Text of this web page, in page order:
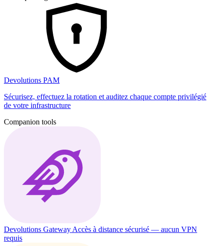
Devolutions PAM
Sécurisez, effectuez la rotation et auditez chaque compte privilégié
de votre infrastructure
Companion tools
Devolutions Gateway Accès à distance sécurisé — aucun VPN
requis